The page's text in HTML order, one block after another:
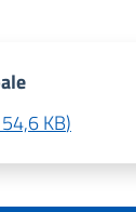
54,6 KB)